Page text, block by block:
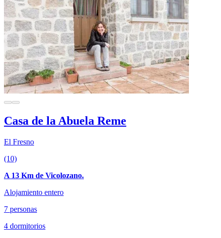
Casa de la Abuela Reme
El Fresno
(10)
A 13 Km de Vicolozano.
Alojamiento entero
7 personas
4 dormitorios